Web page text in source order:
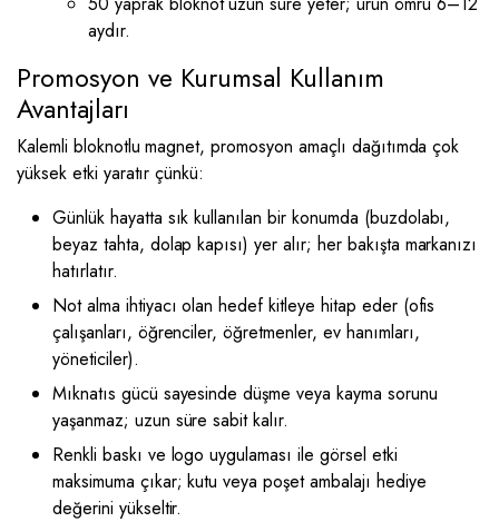
aydır.
Promosyon ve Kurumsal Kullanım
Avantajları
Kalemli bloknotlu magnet, promosyon amaçlı dağıtımda çok
yüksek etki yaratır çünkü:
Günlük hayatta sık kullanılan bir konumda (buzdolabı,
beyaz tahta, dolap kapısı) yer alır; her bakışta markanızı
hatırlatır.
Not alma ihtiyacı olan hedef kitleye hitap eder (ofis
çalışanları, öğrenciler, öğretmenler, ev hanımları,
yöneticiler).
Mıknatıs gücü sayesinde düşme veya kayma sorunu
yaşanmaz; uzun süre sabit kalır.
Renkli baskı ve logo uygulaması ile görsel etki
maksimuma çıkar; kutu veya poşet ambalajı hediye
değerini yükseltir.